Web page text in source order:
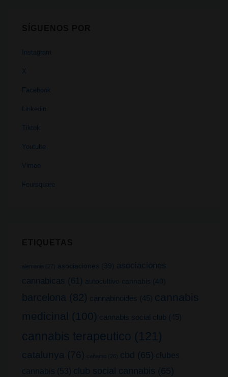
Instagram
X
Facebook
Linkedin
Tiktok
Youtube
Vimeo
Foursquare
alemania (27) asociaciones (39)
asociaciones
cannabicas (61) autocultivo cannabis (40)
barcelona (82) cannabinoides (45) cannabis
medicinal (100) cannabis social club (45)
cannabis terapeutico (121)
catalunya (76) cañamo (26) cbd (65) clubes
cannabis (53) club social cannabis (65)